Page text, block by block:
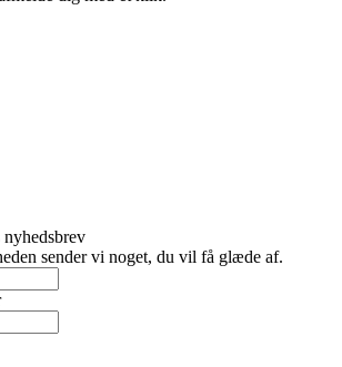
sender vi noget, du vil få glæde af.